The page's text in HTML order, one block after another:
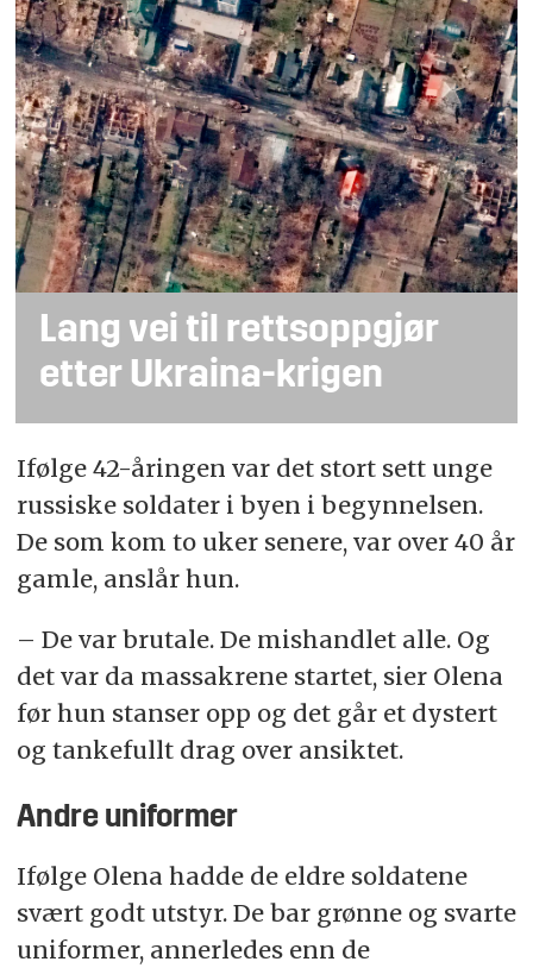
Lang vei til rettsoppgjør
etter Ukraina-krigen
Ifølge 42-åringen var det stort sett unge
russiske soldater i byen i begynnelsen.
De som kom to uker senere, var over 40 år
gamle, anslår hun.
– De var brutale. De mishandlet alle. Og
det var da massakrene startet, sier Olena
før hun stanser opp og det går et dystert
og tankefullt drag over ansiktet.
Andre uniformer
Ifølge Olena hadde de eldre soldatene
svært godt utstyr. De bar grønne og svarte
uniformer, annerledes enn de